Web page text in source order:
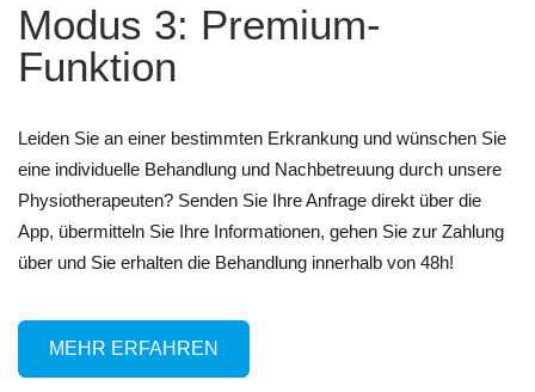
Modus 3: Premium-
Funktion
Leiden Sie an einer bestimmten Erkrankung und wünschen Sie
eine individuelle Behandlung und Nachbetreuung durch unsere
Physiotherapeuten? Senden Sie Ihre Anfrage direkt über die
App, übermitteln Sie Ihre Informationen, gehen Sie zur Zahlung
über und Sie erhalten die Behandlung innerhalb von 48h!
MEHR ERFAHREN